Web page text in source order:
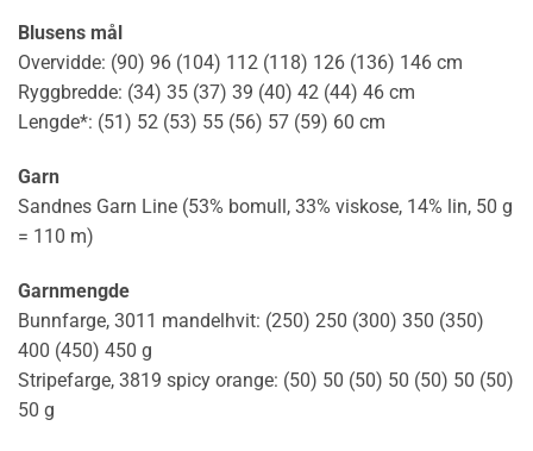
Blusens mål
Overvidde: (90) 96 (104) 112 (118) 126 (136) 146 cm
Ryggbredde: (34) 35 (37) 39 (40) 42 (44) 46 cm
Lengde*: (51) 52 (53) 55 (56) 57 (59) 60 cm
Garn
Sandnes Garn Line (53% bomull, 33% viskose, 14% lin, 50 g
= 110 m)
Garnmengde
Bunnfarge, 3011 mandelhvit: (250) 250 (300) 350 (350)
400 (450) 450 g
Stripefarge, 3819 spicy orange: (50) 50 (50) 50 (50) 50 (50)
50 g